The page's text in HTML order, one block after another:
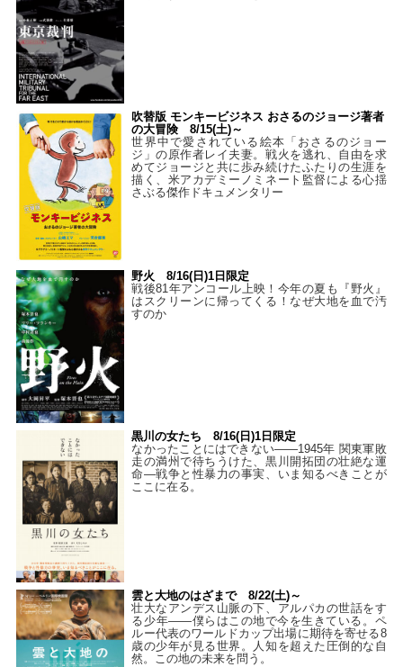
吹替版 モンキービジネス おさるのジョージ著者
の大冒険 8/15(土)～
世界中で愛されている絵本「おさるのジョー
ジ」の原作者レイ夫妻。戦火を逃れ、自由を求
めてジョージと共に歩み続けたふたりの生涯を
描く、米アカデミーノミネート監督による心揺
さぶる傑作ドキュメンタリー
野火 8/16(日)1日限定
戦後81年アンコール上映！今年の夏も『野火』
はスクリーンに帰ってくる！なぜ大地を血で汚
すのか
黒川の女たち 8/16(日)1日限定
なかったことにはできない——1945年 関東軍敗
走の満州で待ちうけた、黒川開拓団の壮絶な運
命―戦争と性暴力の事実、いま知るべきことが
ここに在る。
雲と大地のはざまで 8/22(土)～
壮大なアンデス山脈の下、アルパカの世話をす
る少年――僕らはこの地で今を生きている。ペ
ルー代表のワールドカップ出場に期待を寄せる8
歳の少年が見る世界。人知を超えた圧倒的な自
然。この地の未来を問う。